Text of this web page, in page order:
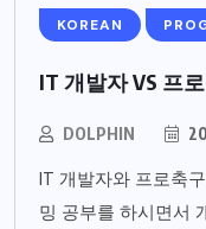
KOREAN
IT 개발자 VS 프
DOLPHIN
IT 개발자와 프로축
밍 공부를 하시면서